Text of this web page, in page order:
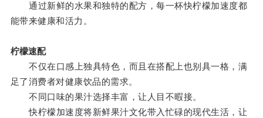
通过新鲜的水果和独特的配方，每一杯快柠檬加速度都
能带来健康和活力。
柠檬速配
不仅在口感上独具特色，而且在搭配上也别具一格，满
足了消费者对健康饮品的需求。
不同口味的果汁选择丰富，让人目不暇接。
快柠檬加速度将新鲜果汁文化带入忙碌的现代生活，让